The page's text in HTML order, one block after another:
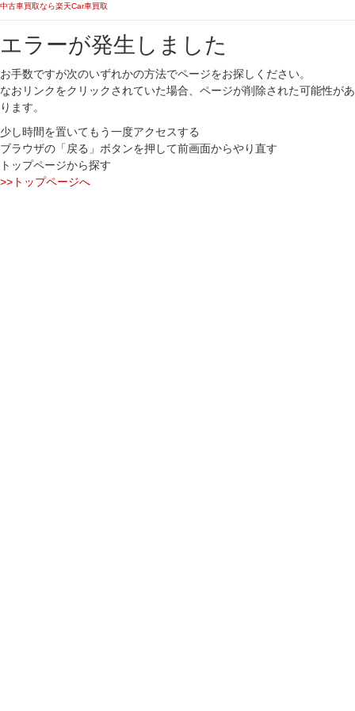
中古車買取なら楽天Car車買取
エラーが発生しました
お手数ですが次のいずれかの方法でページをお探しください。
なおリンクをクリックされていた場合、ページが削除された可能性があ
ります。
少し時間を置いてもう一度アクセスする
ブラウザの「戻る」ボタンを押して前画面からやり直す
トップページから探す
>>トップページへ